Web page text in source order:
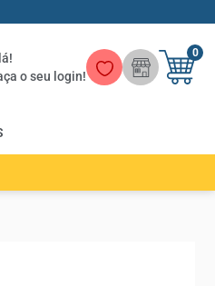
o seu login!
0